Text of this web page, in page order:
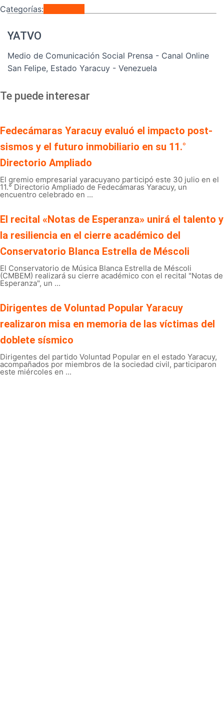
Categorías:
YATVO
Medio de Comunicación Social Prensa - Canal Online
San Felipe, Estado Yaracuy - Venezuela
Te puede interesar
Fedecámaras Yaracuy evaluó el impacto post-
sismos y el futuro inmobiliario en su 11.°
Directorio Ampliado
El gremio empresarial yaracuyano participó este 30 julio en el
11.° Directorio Ampliado de Fedecámaras Yaracuy, un
encuentro celebrado en ...
El recital «Notas de Esperanza» unirá el talento y
la resiliencia en el cierre académico del
Conservatorio Blanca Estrella de Méscoli
El Conservatorio de Música Blanca Estrella de Méscoli
(CMBEM) realizará su cierre académico con el recital "Notas de
Esperanza", un ...
Dirigentes de Voluntad Popular Yaracuy
realizaron misa en memoria de las víctimas del
doblete sísmico
Dirigentes del partido Voluntad Popular en el estado Yaracuy,
acompañados por miembros de la sociedad civil, participaron
este miércoles en ...